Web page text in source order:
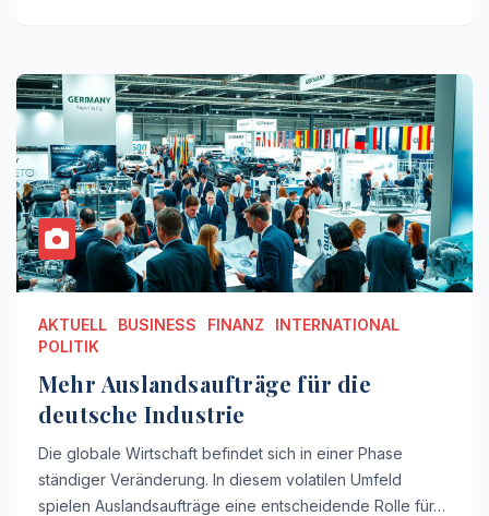
AKTUELL BUSINESS FINANZ
INTERNATIONAL
POLITIK
Mehr Auslandsaufträge für die
deutsche Industrie
Die globale Wirtschaft befindet sich in einer Phase
ständiger Veränderung. In diesem volatilen Umfeld
spielen Auslandsaufträge eine entscheidende Rolle für…